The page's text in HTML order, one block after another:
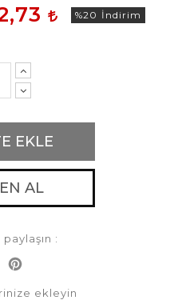
%20 İndirim
EKLE
AL
:
Twitter
ekleyin